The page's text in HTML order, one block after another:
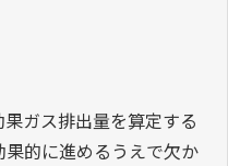
ガス排出量を算定する
的に進めるうえで欠か